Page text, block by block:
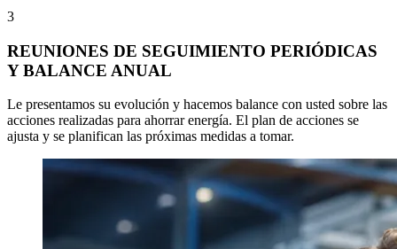
3
REUNIONES DE SEGUIMIENTO PERIÓDICAS
Y BALANCE ANUAL
Le presentamos su evolución y hacemos balance con usted sobre las
acciones realizadas para ahorrar energía. El plan de acciones se
ajusta y se planifican las próximas medidas a tomar.